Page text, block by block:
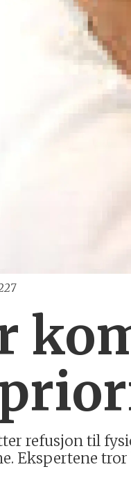
re­fu­sjon til
Eks­per­te­ne